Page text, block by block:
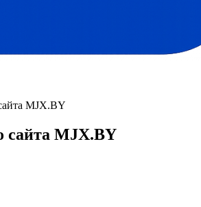
MJX.BY
сайта MJX.BY